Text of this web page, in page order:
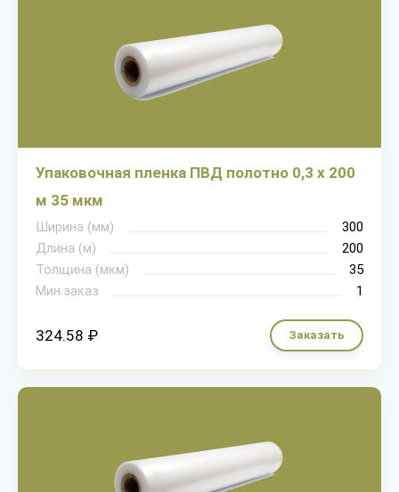
Упаковочная пленка ПВД полотно 0,3 х 200
м 35 мкм
Ширина (мм)
300
Длина (м)
200
Толщина (мкм)
35
Мин.заказ
1
324.58 ₽ Заказать